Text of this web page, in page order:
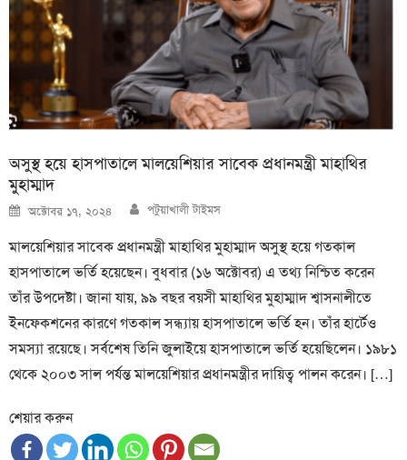
অসুস্থ হয়ে হাসপাতালে মালয়েশিয়ার সাবেক প্রধানমন্ত্রী মাহাথির
মুহাম্মাদ
Posted
on
অক্টোবর ১৭, ২০২৪ Author
পটুয়াখালী টাইমস
মালয়েশিয়ার সাবেক প্রধানমন্ত্রী মাহাথির মুহাম্মাদ অসুস্থ হয়ে গতকাল
হাসপাতালে ভর্তি হয়েছেন। বুধবার (১৬ অক্টোবর) এ তথ্য নিশ্চিত করেন
তাঁর উপদেষ্টা। জানা যায়, ৯৯ বছর বয়সী মাহাথির মুহাম্মাদ শ্বাসনালীতে
ইনফেকশনের কারণে গতকাল সন্ধ্যায় হাসপাতালে ভর্তি হন। তাঁর হার্টেও
সমস্যা রয়েছে। সর্বশেষ তিনি জুলাইয়ে হাসপাতালে ভর্তি হয়েছিলেন। ১৯৮১
থেকে ২০০৩ সাল পর্যন্ত মালয়েশিয়ার প্রধানমন্ত্রীর দায়িত্ব পালন করেন। […]
শেয়ার করুন